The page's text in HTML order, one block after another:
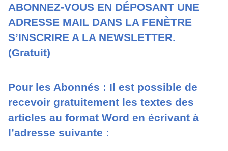
ABONNEZ-VOUS EN DÉPOSANT UNE
ADRESSE MAIL DANS LA FENÈTRE
S’INSCRIRE A LA NEWSLETTER.
(Gratuit)
Pour les Abonnés : Il est possible de
recevoir gratuitement les textes des
articles au format Word en écrivant à
l’adresse suivante :